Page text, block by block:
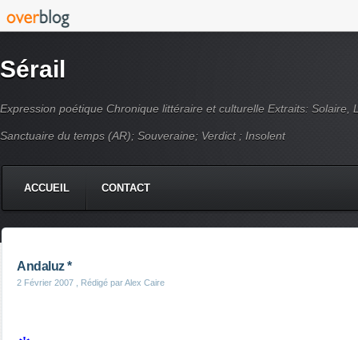
Sérail
Expression poétique Chronique littéraire et culturelle Extraits: Solaire,
Sanctuaire du temps (AR); Souveraine; Verdict ; Insolent
ACCUEIL CONTACT
Andaluz *
2 Février 2007 , Rédigé par Alex Caire